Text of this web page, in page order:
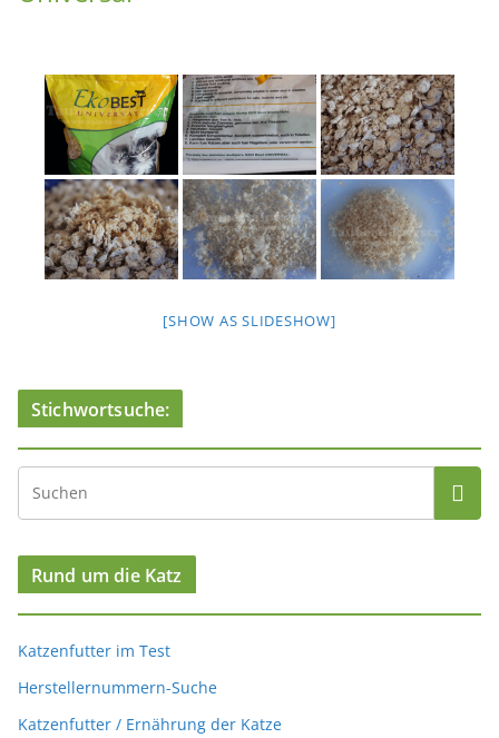
[SHOW AS SLIDESHOW]
Stichwortsuche:
Rund um die Katz
Katzenfutter im Test
Herstellernummern-Suche
Katzenfutter / Ernährung der Katze